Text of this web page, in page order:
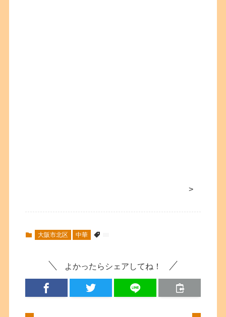
>
大阪市北区 中華
よかったらシェアしてね！